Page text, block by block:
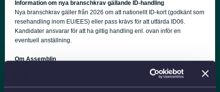
Information om nya branschkrav gällande ID-handling
Nya branschkrav gäller från 2026 om att nationellt ID-kort (godkänt som
resehandling inom EU/EES) eller pass krävs för att utfärda ID06.
Kandidater ansvarar för att ha giltig handling enl. ovan inför en
eventuell anställning.
Om Assemblin
Assemblin är en komplett installations- och servicepartner med
verksamhet i Sverige och Norge. Vi utformar, installerar och underhåller
tekniska system för luft, vatten och energi. Vår vision är att skapa smarta